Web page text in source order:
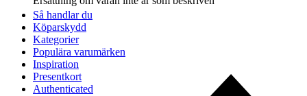
Så handlar du
Köparskydd
Kategorier
Populära varumärken
Inspiration
Presentkort
Authenticated